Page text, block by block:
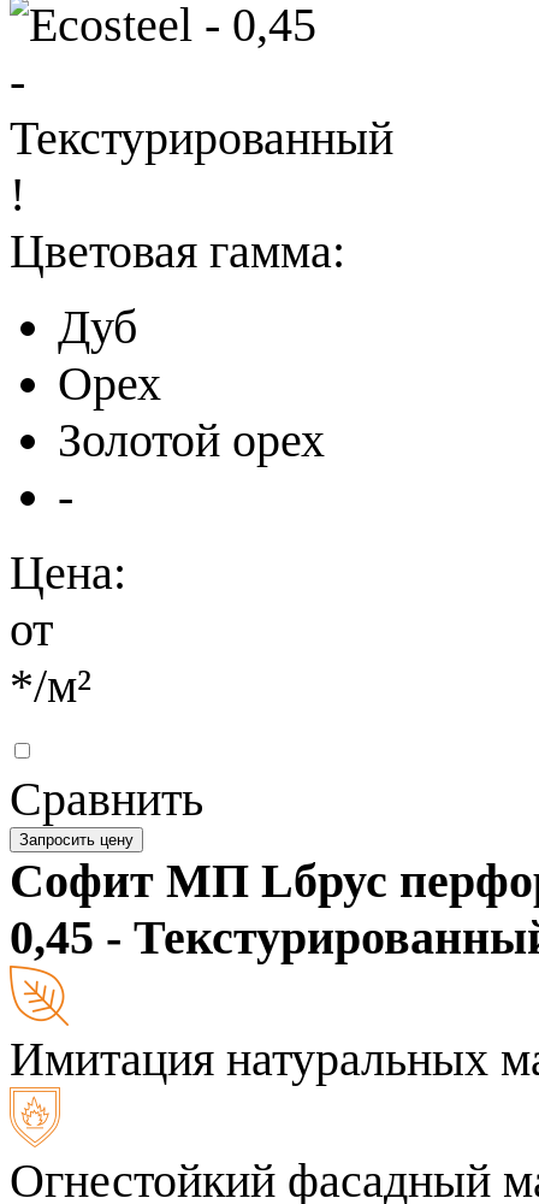
!
Цветовая гамма:
Дуб
Орех
Золотой орех
-
Цена:
от
*/м²
Сравнить
Запросить цену
Софит МП Lбрус
0,45 -
Имитация натуральных
Огнестойкий фасадный